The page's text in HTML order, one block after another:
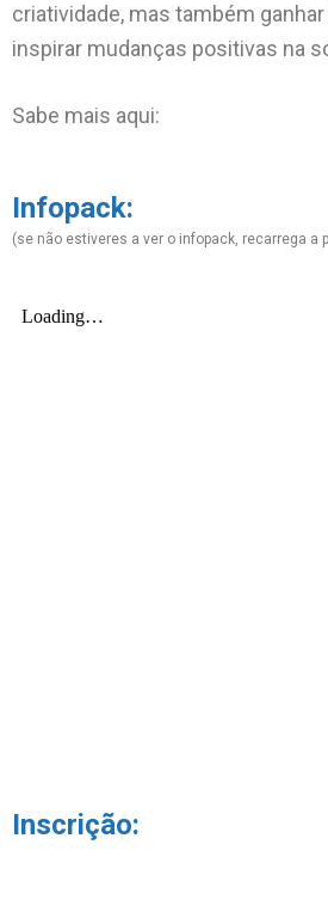
criatividade, mas também
inspirar mudanças positivas na
Sabe mais aqui:
Infopack:
(se não estiveres a ver o infopack, recarrega a
Inscrição: